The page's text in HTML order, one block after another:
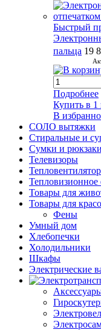
Быстрый
пальца 19
Подробнее
Купить в 1
В
СОЛО вытяжки
Стиральные и
Сумки и рюкзаки
Телевизоры
Тепловизионное
Товары для
Товары для
Фены
Умный дом
Хлебопечки
Холодильники
Шкафы
Электрические